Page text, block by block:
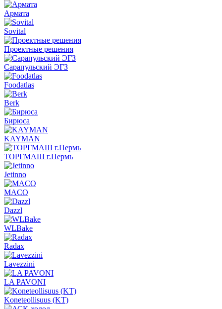
Армата
Sovital
Проектные решения
Сарапульский ЭГЗ
Foodatlas
Berk
Бирюса
KAYMAN
ТОРГМАШ г.Пермь
Jetinno
MACO
Dazzl
WLBake
Radax
Lavezzini
LA PAVONI
Koneteollisuus (KT)